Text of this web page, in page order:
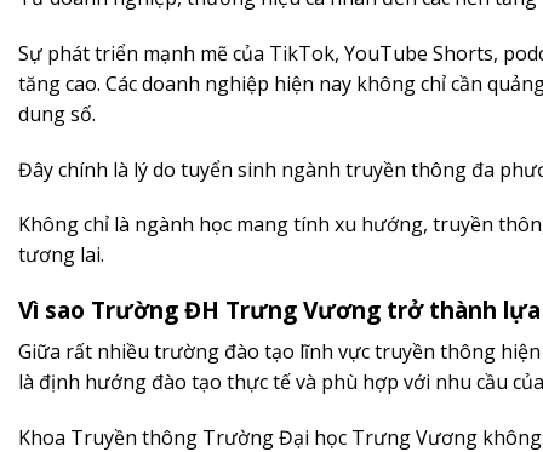
Sự phát triển mạnh mẽ của TikTok, YouTube Shorts,
tăng cao. Các doanh nghiệp hiện nay không chỉ cần
dung số.
Đây chính là lý do tuyển sinh ngành truyền thông đa
Không chỉ là ngành học mang tính xu hướng, truyền
tương lai.
Vì sao Trường ĐH Trưng Vương trở thành lựa
Giữa rất nhiều trường đào tạo lĩnh vực truyền thông
là định hướng đào tạo thực tế và phù hợp với nhu cầu
Khoa Truyền thông Trường Đại học Trưng Vương